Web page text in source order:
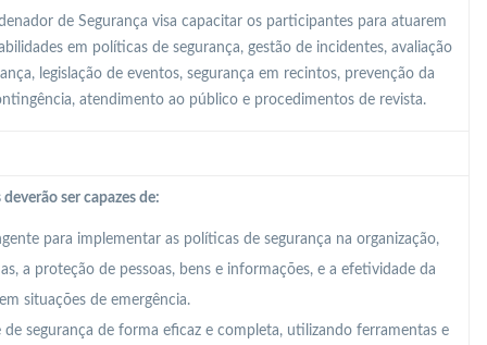
de Segurança visa capacitar os participantes para atuarem
em políticas de segurança, gestão de incidentes, avaliação
legislação de eventos, segurança em recintos, prevenção da
atendimento ao público e procedimentos de revista.
ser capazes de:
para implementar as políticas de segurança na organização,
a proteção de pessoas, bens e informações, e a efetividade da
situações de emergência.
segurança de forma eficaz e completa, utilizando ferramentas e